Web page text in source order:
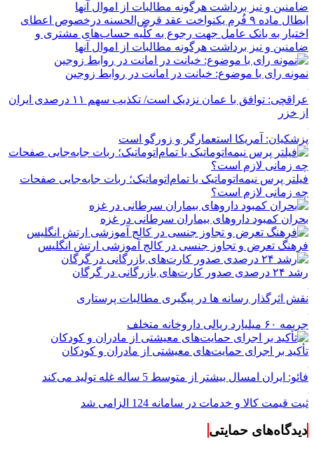
ابطال ماده ۹ فُرم یکنواخت عقد قرض‌الحسنه درخصوص اعطای
اختیار به بانک عامل جهت رجوع به کلّیه حساب‌های مشتری و
ضامنین و نیز برداشت هرگونه مطالبات از اموال آنها
نمونه رای با موضوع: خیانت در امانت در روابط زوجین
عراقچی: توافق با عمان نزدیک است/ تکذیب سهم ۱۱ درصدی ایران
از خزر
پزشکیان: آمریکا استعمارگر و زورگو است
فیلتر پرس نیمه‌اتوماتیک یا تمام‌اتوماتیک؛ ربات جابه‌جایی صفحات
چه زمانی لازم است؟
بحران کمبود دارو‌های بیماران سرطانی در غزه
فرهنگ تعرض و تجاوز جنسی در کالج آموزشی ارتش انگلیس
رشد ۲۴ درصدی صدور کارت‌های بازرگانی در گرگان
نقش اثرگذار رسانه ها در پیگیری مطالبات پرستاری
جریمه ۶۰ میلیارد ریالی داروخانه متخلف
تأکید بر اجرای حمایت‌های معیشتی از مادران و کودکان
فائو: ایران امسال بیشتر از متوسط 5 ساله غله تولید می‌کند
ثبت قیمت کالا و خدمات در سامانه 124 الزامی شد
دیدگاه‌های حمایتی